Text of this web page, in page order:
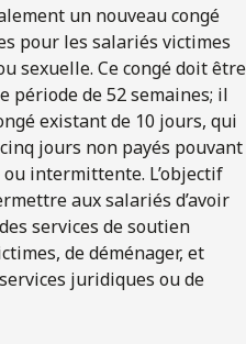
un nouveau congé
pour les salariés victimes
sexuelle. Ce congé doit être
de 52 semaines; il
existant de 10 jours, qui
jours non payés pouvant
intermittente. L’objectif
aux salariés d’avoir
services de soutien
de déménager, et
juridiques ou de